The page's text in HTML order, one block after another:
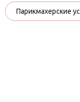
Парикмахерские